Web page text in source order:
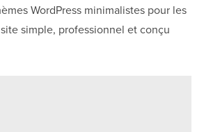
WordPress minimalistes pour les
simple, professionnel et conçu